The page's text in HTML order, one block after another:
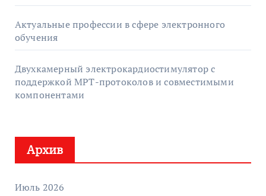
Актуальные профессии в сфере электронного
обучения
Двухкамерный электрокардиостимулятор с
поддержкой МРТ-протоколов и совместимыми
компонентами
Архив
Июль 2026